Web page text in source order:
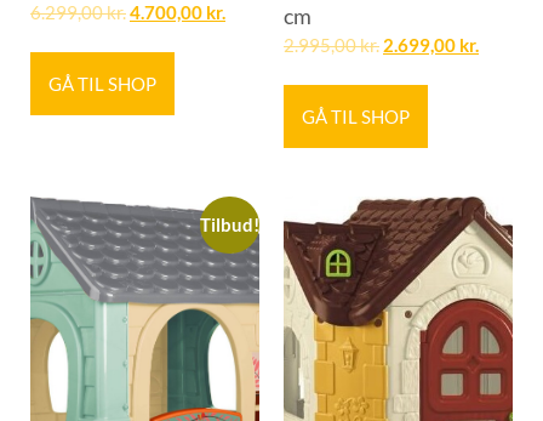
6.299,00kr.4.700,00 kr.
GÅ TIL SHOP
cm
2.995,00kr. 2.699,00 kr.
GÅ TIL SHOP
Tilbud!